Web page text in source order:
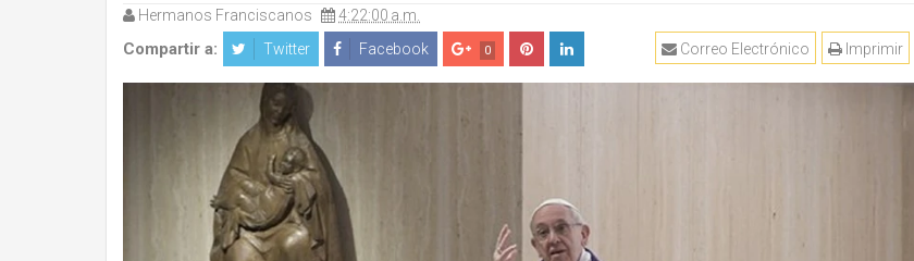
Hermanos Franciscanos 4:22:00 a.m.
Compartir a: Twitter Facebook 0 Imprimir
Correo Electrónico